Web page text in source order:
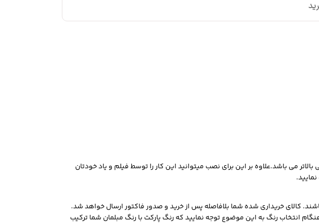
می باشد.علاوه بر این برای نصب میتوانید این کار را توسط فیلم و یاد خودتان
کالای خریداری شده شما بلافاصله پس از خرید و صدور فاکتور ارسال خواهد شد.
انتخاب رنگ به این موضوع توجه نمایید که رنگ پارکت با رنگ مبلمان شما ترکیب